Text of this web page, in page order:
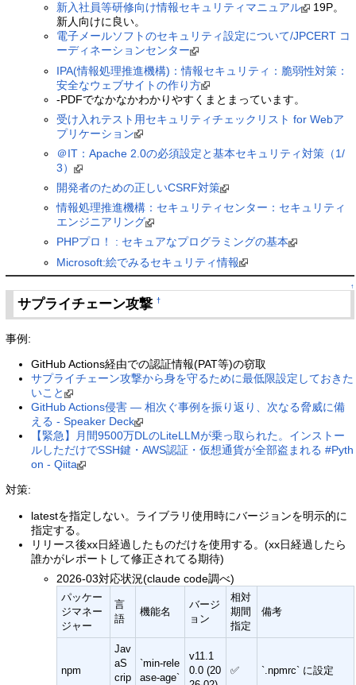
新入社員等研修向け情報セキュリティマニュアル
19P。
新人向けに良い。
電子メールソフトのセキュリティ設定について/JPCERT コ
ーディネーションセンター
IPA(情報処理推進機構)：情報セキュリティ：脆弱性対策：
安全なウェブサイトの作り方
-PDFでなかなかわかりやすくまとまっています。
受け入れテスト用セキュリティチェックリスト for Webア
プリケーション
＠IT：Apache 2.0の必須設定と基本セキュリティ対策（1/
3）
開発者のための正しいCSRF対策
情報処理推進機構：セキュリティセンター：セキュリティ
エンジニアリング
PHPプロ！ : セキュアなプログラミングの基本
Microsoft:絵でみるセキュリティ情報
↑
サプライチェーン攻撃†
事例:
GitHub Actions経由での認証情報(PAT等)の窃取
サプライチェーン攻撃から身を守るために最低限設定しておきた
いこと
GitHub Actions侵害 — 相次ぐ事例を振り返り、次なる脅威に備
える - Speaker Deck
【緊急】月間9500万DLのLiteLLMが乗っ取られた。インストー
ルしただけでSSH鍵・AWS認証・仮想通貨が全部盗まれる #Pyth
on - Qiita
対策:
latestを指定しない。ライブラリ使用時にバージョンを明示的に
指定する。
リリース後xx日経過したものだけを使用する。(xx日経過したら
誰かがレポートして修正されてる期待)
2026-03対応状況(claude code調べ)
パッケー
ジマネー
ジャー
言
語
機能名
バージ
ョン
相対
期間
指定
備考
npm
Jav
aS
crip
`min-rele
ase-age`
v11.1
0.0 (20
✅ `.npmrc` に設定